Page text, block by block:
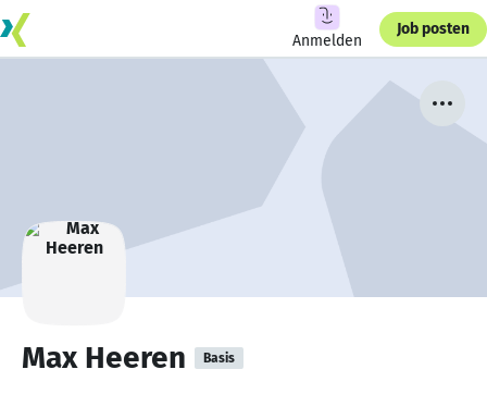
Anmelden
Job posten
Max Heeren Basis